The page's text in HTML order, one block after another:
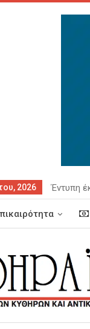
2026 Έντυπη